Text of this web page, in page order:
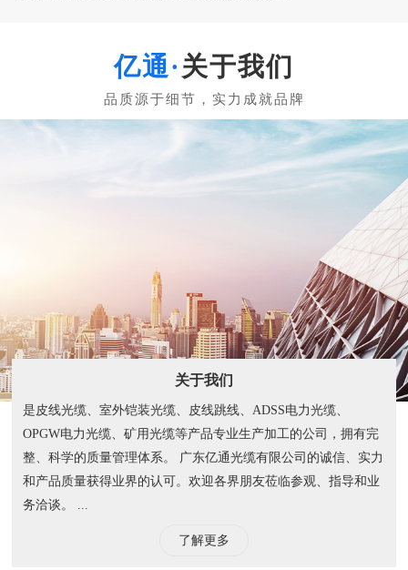
关于我们
关于我们
是皮线光缆、室外铠装光缆、皮线跳线、ADSS电力光缆、
OPGW电力光缆、矿用光缆等产品专业生产加工的公司，拥有完
整、科学的质量管理体系。 广东亿通光缆有限公司的诚信、实力
和产品质量获得业界的认可。欢迎各界朋友莅临参观、指导和业
务洽谈。 ...
了解更多